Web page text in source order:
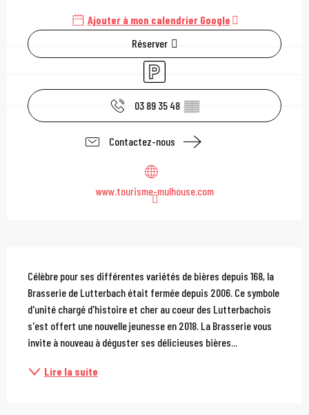
Ajouter à mon calendrier Google
Réserver
Parking
03 89 35 48 ▒▒
Contactez-nous
www.tourisme-mulhouse.com
Description
Célèbre pour ses différentes variétés de bières depuis 168, la
Brasserie de Lutterbach était fermée depuis 2006. Ce symbole
d'unité chargé d'histoire et cher au coeur des Lutterbachois
s'est offert une nouvelle jeunesse en 2018. La Brasserie vous
invite à nouveau à déguster ses délicieuses bières...
Lire la suite